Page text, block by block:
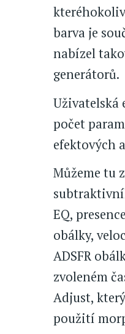
barva je
nabízel
generátorů.
Uživatelská
počet
efektových
Můžeme tu
EQ,
obálky,
ADSFR
zvoleném
Adjust,
použití